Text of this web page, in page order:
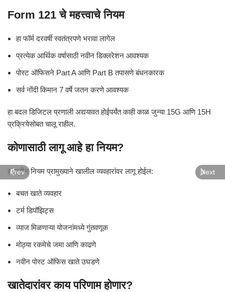
Form 121 चे महत्त्वाचे नियम
हा फॉर्म दरवर्षी स्वतंत्रपणे भरावा लागेल
प्रत्येक आर्थिक वर्षासाठी नवीन डिक्लरेशन आवश्यक
पोस्ट ऑफिसने Part A आणि Part B तपासणे बंधनकारक
सर्व नोंदी किमान 7 वर्षे जतन करणे आवश्यक
हा बदल डिजिटल प्रणाली अद्ययावत होईपर्यंत काही काळ जुन्या 15G आणि 15H
प्रक्रियेसोबत चालू राहील.
कोणासाठी लागू आहे हा नियम?
हा नवीन नियम प्रामुख्याने खालील व्यवहारांवर लागू होईल:
बचत खाते व्यवहार
टर्म डिपॉझिट्स
व्याज मिळणाऱ्या योजनांमध्ये गुंतवणूक
मोठ्या रकमेचे जमा आणि काढणे
नवीन पोस्ट ऑफिस खाते उघडणे
खातेदारांवर काय परिणाम होणार?
Prev Next